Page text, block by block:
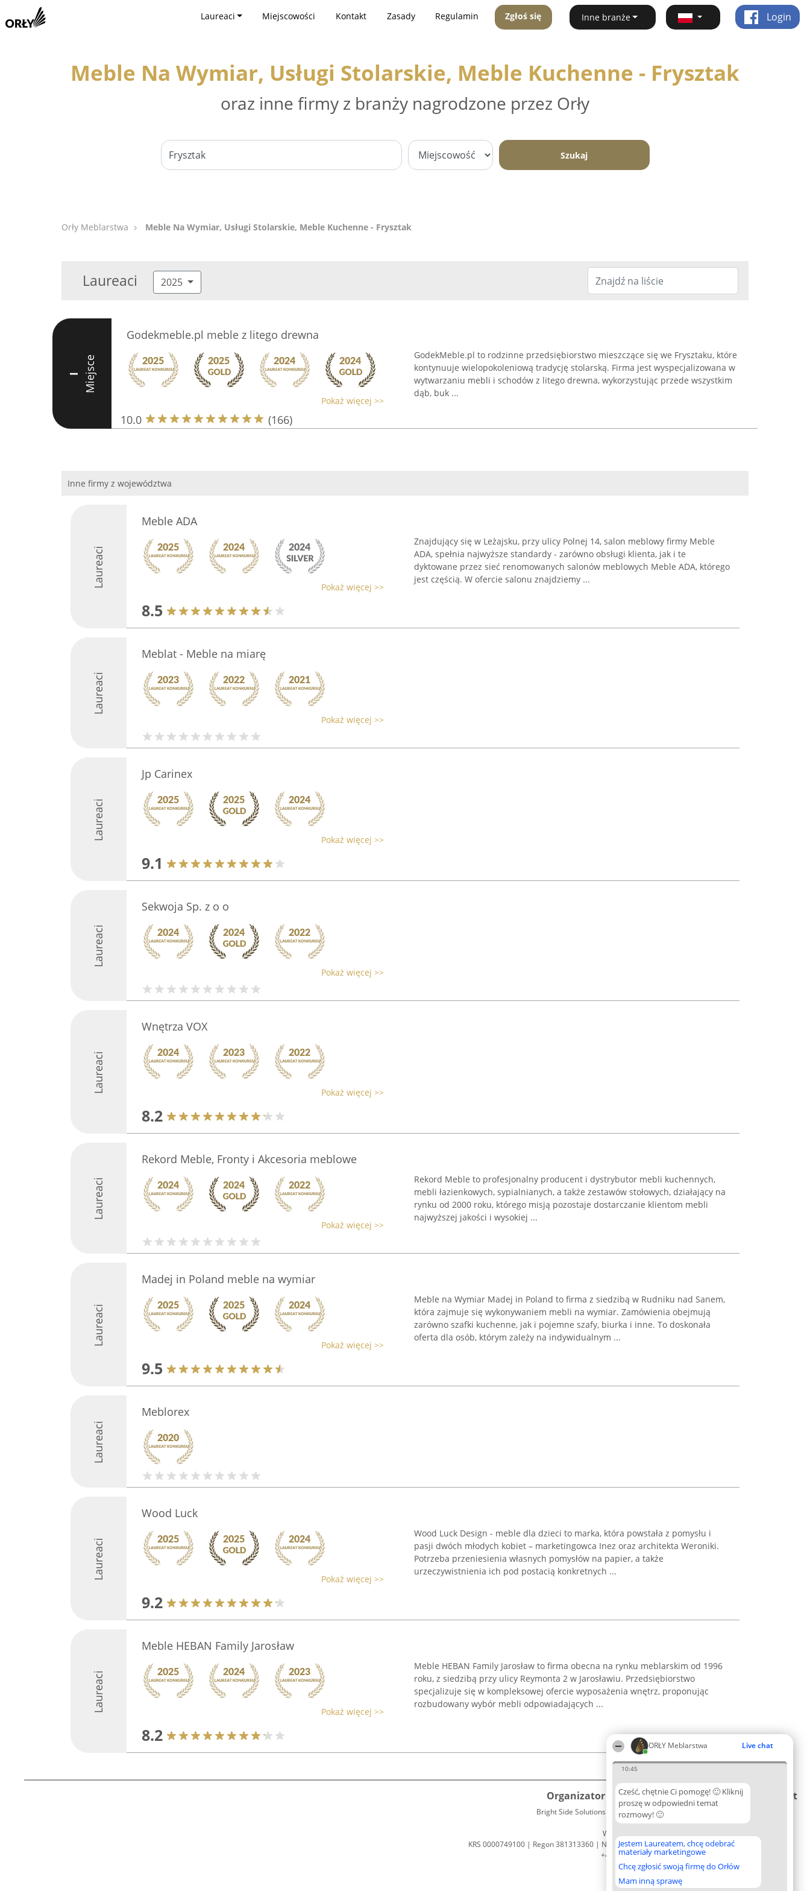
ORŁY Meblarstwa Live chat
10:45
Cześć, chętnie Ci pomogę! 🙂 Kliknij
proszę w odpowiedni temat
rozmowy! 🙂
Jestem Laureatem, chcę odebrać
materiały marketingowe
Chcę zgłosić swoją firmę do Orłów
Mam inną sprawę
Laureaci Miejscowości Kontakt Zasady Regulamin Zgłoś się Inne branże Login
Meble Na Wymiar, Usługi Stolarskie, Meble Kuchenne - Frysztak
oraz inne firmy z branży nagrodzone przez Orły
Szukaj
Orły Meblarstwa Meble Na Wymiar, Usługi Stolarskie, Meble Kuchenne - Frysztak
Laureaci 2025
I Miejsce
Godekmeble.pl meble z litego drewna
Pokaż więcej >>
10.0 (166)
GodekMeble.pl to rodzinne przedsiębiorstwo mieszczące się we Frysztaku, które
kontynuuje wielopokoleniową tradycję stolarską. Firma jest wyspecjalizowana w
wytwarzaniu mebli i schodów z litego drewna, wykorzystując przede wszystkim
dąb, buk ...
Inne firmy z województwa
Laureaci
Meble ADA
Pokaż więcej >>
8.5
Znajdujący się w Leżajsku, przy ulicy Polnej 14, salon meblowy firmy Meble
ADA, spełnia najwyższe standardy - zarówno obsługi klienta, jak i te
dyktowane przez sieć renomowanych salonów meblowych Meble ADA, którego
jest częścią. W ofercie salonu znajdziemy ...
Laureaci
Meblat - Meble na miarę
Pokaż więcej >>
Laureaci
Jp Carinex
Pokaż więcej >>
9.1
Laureaci
Sekwoja Sp. z o o
Pokaż więcej >>
Laureaci
Wnętrza VOX
Pokaż więcej >>
8.2
Laureaci
Rekord Meble, Fronty i Akcesoria meblowe
Pokaż więcej >>
Rekord Meble to profesjonalny producent i dystrybutor mebli kuchennych,
mebli łazienkowych, sypialnianych, a także zestawów stołowych, działający na
rynku od 2000 roku, którego misją pozostaje dostarczanie klientom mebli
najwyższej jakości i wysokiej ...
Laureaci
Madej in Poland meble na wymiar
Pokaż więcej >>
9.5
Meble na Wymiar Madej in Poland to firma z siedzibą w Rudniku nad Sanem,
która zajmuje się wykonywaniem mebli na wymiar. Zamówienia obejmują
zarówno szafki kuchenne, jak i pojemne szafy, biurka i inne. To doskonała
oferta dla osób, którym zależy na indywidualnym ...
Laureaci
Meblorex
Laureaci
Wood Luck
Pokaż więcej >>
9.2
Wood Luck Design - meble dla dzieci to marka, która powstała z pomysłu i
pasji dwóch młodych kobiet – marketingowca Inez oraz architekta Weroniki.
Potrzeba przeniesienia własnych pomysłów na papier, a także
urzeczywistnienia ich pod postacią konkretnych ...
Laureaci
Meble HEBAN Family Jarosław
Pokaż więcej >>
8.2
Meble HEBAN Family Jarosław to firma obecna na rynku meblarskim od 1996
roku, z siedzibą przy ulicy Reymonta 2 w Jarosławiu. Przedsiębiorstwo
specjalizuje się w kompleksowej ofercie wyposażenia wnętrz, proponując
rozbudowany wybór mebli odpowiadających ...
Organizator plebiscytu
Bright Side Solutions sp. z o. o. sp. k.
ul. Ruska 22
Wrocław 50-079
KRS 0000749100 | Regon 381313360 | NIP 8943132676
+48 508 492 400
Plebiscyt
Lista
Laureatów
Zasady
Regulamin
Prywatności
Kontakt